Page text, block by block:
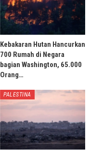
Kebakaran Hutan Hancurkan
700 Rumah di Negara
bagian Washington, 65.000
Orang…
PALESTINA